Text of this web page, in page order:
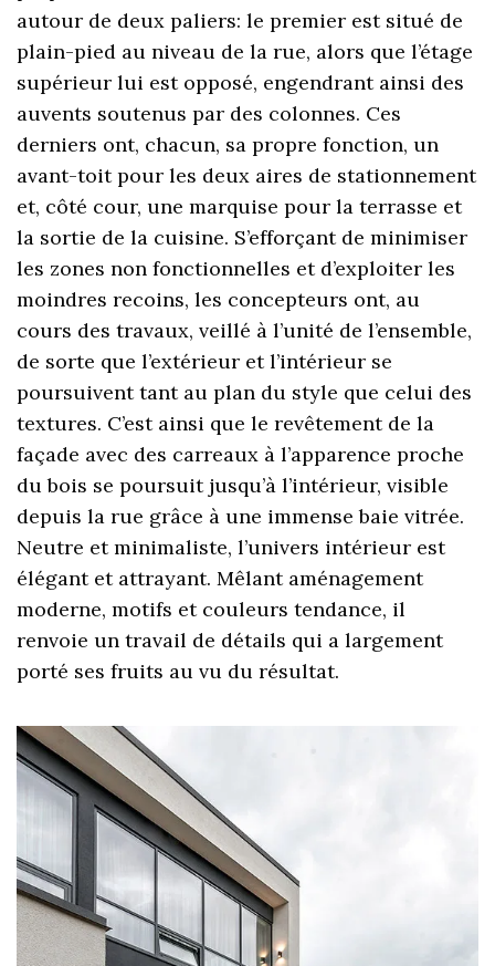
autour de deux paliers: le premier est situé de
plain-pied au niveau de la rue, alors que l’étage
supérieur lui est opposé, engendrant ainsi des
auvents soutenus par des colonnes. Ces
derniers ont, chacun, sa propre fonction, un
avant-toit pour les deux aires de stationnement
et, côté cour, une marquise pour la terrasse et
la sortie de la cuisine. S’efforçant de minimiser
les zones non fonctionnelles et d’exploiter les
moindres recoins, les concepteurs ont, au
cours des travaux, veillé à l’unité de l’ensemble,
de sorte que l’extérieur et l’intérieur se
poursuivent tant au plan du style que celui des
textures. C’est ainsi que le revêtement de la
façade avec des carreaux à l’apparence proche
du bois se poursuit jusqu’à l’intérieur, visible
depuis la rue grâce à une immense baie vitrée.
Neutre et minimaliste, l’univers intérieur est
élégant et attrayant. Mêlant aménagement
moderne, motifs et couleurs tendance, il
renvoie un travail de détails qui a largement
porté ses fruits au vu du résultat.